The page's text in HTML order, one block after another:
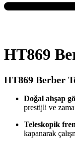
HT869
HT869 Berber
Doğal ahşap
prestijli ve
Teleskopik
kapanarak